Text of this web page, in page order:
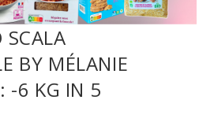
SCALA
BY MÉLANIE
-6 KG IN 5